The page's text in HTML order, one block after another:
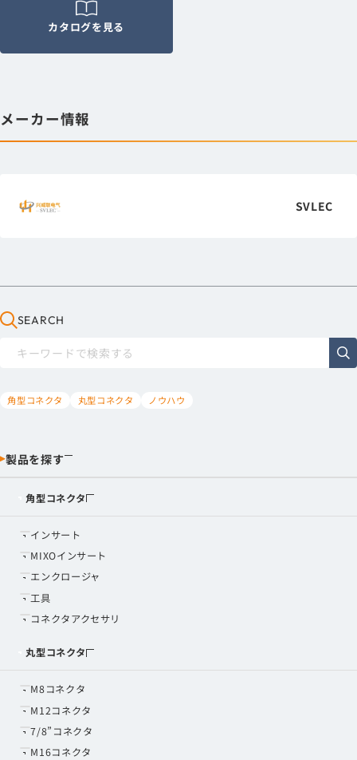
カタログを見る
メーカー情報
SVLEC
SEARCH
角型コネクタ 丸型コネクタ ノウハウ
製品を探す
角型コネクタ
インサート
MIXOインサート
エンクロージャ
工具
コネクタアクセサリ
丸型コネクタ
M8コネクタ
M12コネクタ
7/8”コネクタ
M16コネクタ